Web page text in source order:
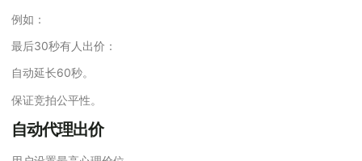
例如：
最后30秒有人出价：
自动延长60秒。
保证竞拍公平性。
自动代理出价